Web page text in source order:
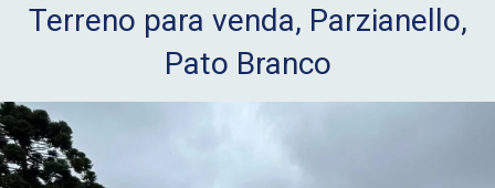
Terreno para venda, Parzianello,
Pato Branco